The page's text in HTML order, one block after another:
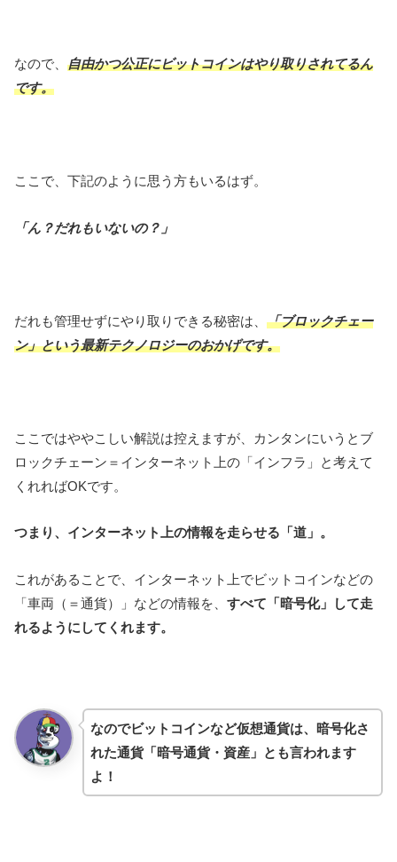
なので、 自由かつ公正にビットコインはやり取りされてるん
です。
ここで、下記のように思う方もいるはず。
「ん？だれもいないの？」
だれも管理せずにやり取りできる秘密は、 「ブロックチェー
ン」という最新テクノロジーのおかげです。
ここではややこしい解説は控えますが、カンタンにいうとブ
ロックチェーン＝インターネット上の「インフラ」と考えて
くれればOKです。
つまり、インターネット上の情報を走らせる「道」。
これがあることで、インターネット上でビットコインなどの
「車両（＝通貨）」などの情報を、 すべて「暗号化」して走
れるようにしてくれます。
なのでビットコインなど仮想通貨は、暗号化さ
れた通貨「暗号通貨・資産」とも言われます
よ！